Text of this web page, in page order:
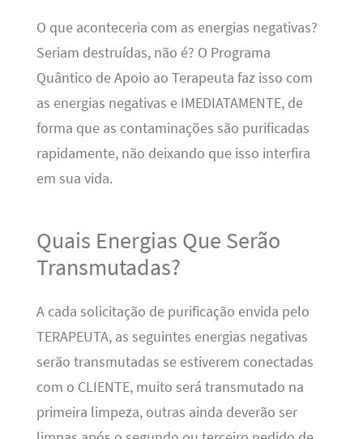
O que aconteceria com as energias negativas?
Seriam destruídas, não é? O Programa
Quântico de Apoio ao Terapeuta faz isso com
as energias negativas e IMEDIATAMENTE, de
forma que as contaminações são purificadas
rapidamente, não deixando que isso interfira
em sua vida.
Quais Energias Que Serão
Transmutadas?
A cada solicitação de purificação envida pelo
TERAPEUTA, as seguintes energias negativas
serão transmutadas se estiverem conectadas
com o CLIENTE, muito será transmutado na
primeira limpeza, outras ainda deverão ser